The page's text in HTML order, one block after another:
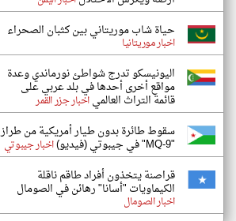
حياة شاب موريتاني بين كثبان الصحراء
اخبار موريتانيا
اليونيسكو تدرج شواطئ نورماندي وعدة
مواقع أخرى أحدها في بلد عربي على
قائمة التراث العالمياخبار جزر القمر
سقوط طائرة بدون طيار أمريكية من طراز
"MQ-9" في جيبوتي (فيديو) اخبار جيبوتي
قراصنة يتخذون أفراد طاقم ناقلة
الكيماويات "أسانا" رهائن في الصومال
اخبار الصومال